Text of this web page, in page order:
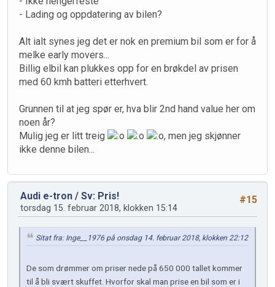
- Lading og oppdatering av bilen?
Alt ialt synes jeg det er nok en premium bil som er for å
melke early movers...
Billig elbil kan plukkes opp for en brøkdel av prisen
med 60 kmh batteri etterhvert.
Grunnen til at jeg spør er, hva blir 2nd hand value her om
noen år?
Mulig jeg er litt treig
, men jeg skjønner
ikke denne bilen...
#15
Audi e-tron / Sv: Pris!
torsdag 15. februar 2018, klokken 15:14
Sitat fra: Inge__1976 på onsdag 14. februar 2018, klokken 22:12
De som drømmer om priser nede på 650 000 tallet kommer
til å bli svært skuffet. Hvorfor skal man prise en bil som er i